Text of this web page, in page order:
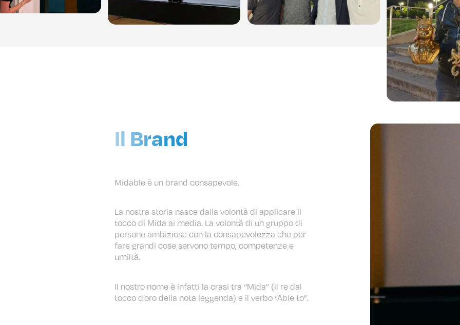
Il Brand
Midable è un brand consapevole.
La nostra storia nasce dalla volontà di applicare il
tocco di Mida ai media. La volontà di un gruppo di
persone ambiziose con la consapevolezza che per
fare grandi cose servono tempo, competenze e
umiltà.
Il nostro nome è infatti la crasi tra “Mida” (il re dal
tocco d’oro della nota leggenda) e il verbo “Able to”.